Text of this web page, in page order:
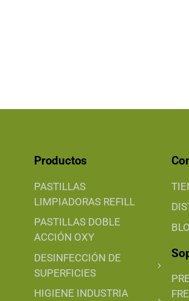
Productos
PASTILLAS
LIMPIADORAS REFILL
PASTILLAS DOBLE
ACCIÓN OXY
DESINFECCIÓN DE
SUPERFICIES
HIGIENE INDUSTRIA